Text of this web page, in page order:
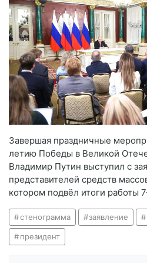
Завершая праздничные
летию Победы в Великой
Владимир Путин выступил с
представителей средств
котором подвёл итоги работы
стенограмма заявление
президент